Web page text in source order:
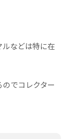
などは特に在
でコレクター